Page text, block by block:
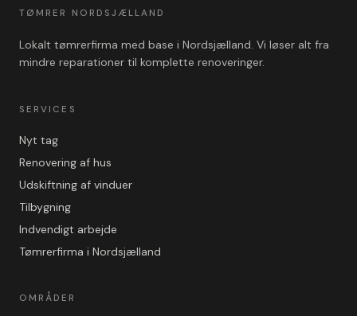
TØMRER NORDSJÆLLAND
Lokalt tømrerfirma med base i Nordsjælland. Vi løser alt fra
mindre reparationer til komplette renoveringer.
SERVICES
Nyt tag
Renovering af hus
Udskiftning af vinduer
Tilbygning
Indvendigt arbejde
Tømrerfirma i Nordsjælland
OMRÅDER